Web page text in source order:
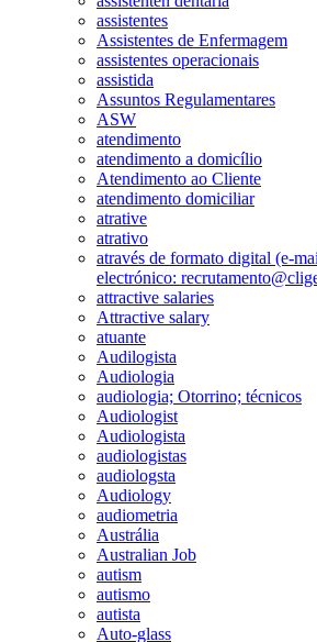
assistentes
Assistentes de Enfermagem
assistentes operacionais
assistida
Assuntos Regulamentares
ASW
atendimento
atendimento a domicílio
Atendimento ao Cliente
atendimento domiciliar
atrative
atrativo
através de formato digital (e-
electrónico:
attractive salaries
Attractive salary
atuante
Audilogista
Audiologia
audiologia; Otorrino; técnicos
Audiologist
Audiologista
audiologistas
audiologsta
Audiology
audiometria
Austrália
Australian Job
autism
autismo
autista
Auto-glass